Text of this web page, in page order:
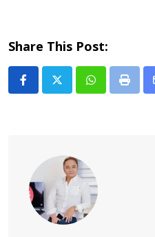
Share This Post:
Whatsapp
Print